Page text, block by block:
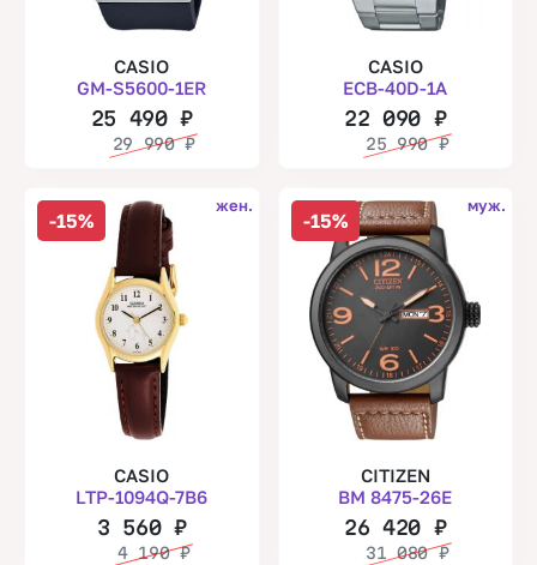
CASIO
GM-S5600-1ER
25 490₽
29 990₽
CASIO
ECB-40D-1A
22 090 ₽
25 990₽
-15%
жен.
CASIO
LTP-1094Q-7B6
3 560 ₽
4 190₽
-15%
муж.
CITIZEN
BM 8475-26E
26 420 ₽
31 080₽